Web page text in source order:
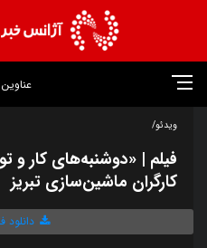
عناوین
ویدئو/
فیلم | «دوشنبه‌های کار و
کارگران ماشین‌سازی تبریز
دانلود